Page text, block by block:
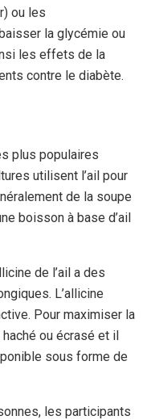
ou les
la glycémie ou
les effets de la
contre le diabète.
plus populaires
utilisent l’ail pour
de la soupe
boisson à base d’ail
de l’ail a des
L’allicine
Pour maximiser la
ou écrasé et il
sous forme de
les participants